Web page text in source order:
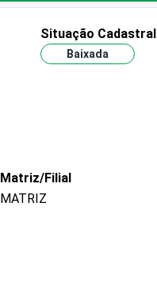
Situação Cadastral
Baixada
Matriz/Filial
MATRIZ